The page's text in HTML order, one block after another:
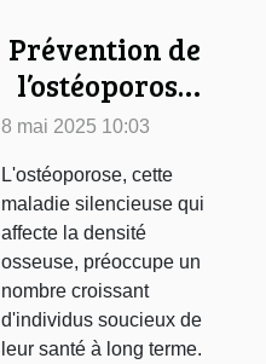
Prévention de
l’ostéoporose
stratégies
nutritionnelles
et exercices
ciblés pour
renforcer la
densité
osseuse
8 mai 2025 10:03
L'ostéoporose, cette
maladie silencieuse qui
affecte la densité
osseuse, préoccupe un
nombre croissant
d'individus soucieux de
leur santé à long terme.